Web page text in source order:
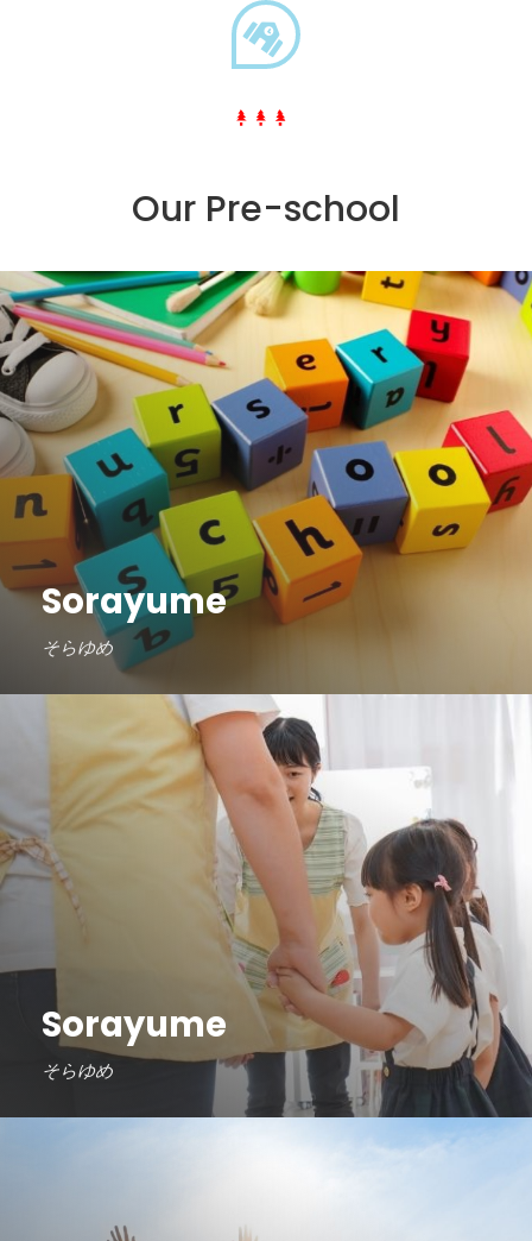
Our Pre-school
Sorayume
そらゆめ
Sorayume
そらゆめ